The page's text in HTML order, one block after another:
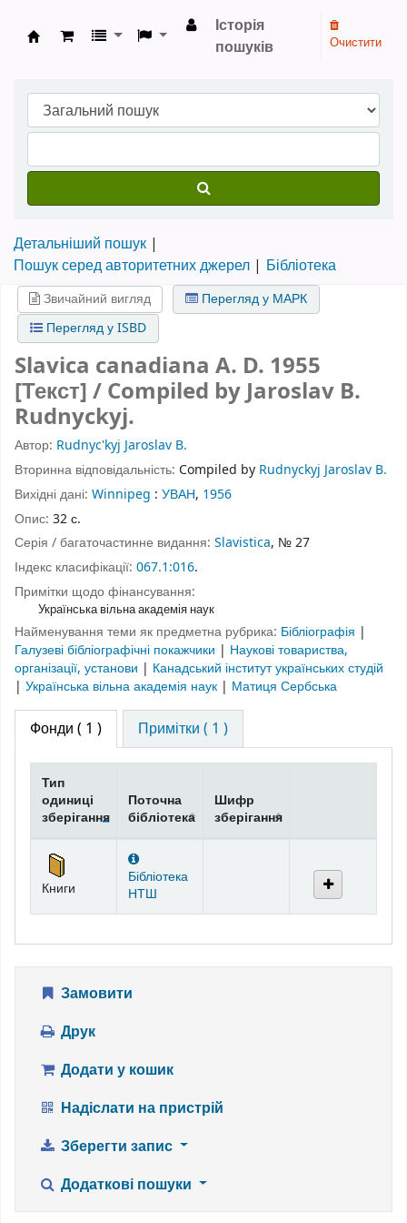
Бібліотека НТШ › Електронний каталог
Історія
пошуків
Очистити
Детальніший пошук
Пошук серед авторитетних джерел
Бібліотека
Звичайний вигляд
Перегляд у МАРК
Перегляд у ISBD
Slavica canadiana A. D. 1955
[Текст] / Compiled by Jaroslav B.
Rudnyckyj.
Автор: Rudnyc'kyj Jaroslav B.
Вторинна відповідальність: Compiled by Rudnyckyj Jaroslav B.
Вихідні дані: Winnipeg : УВАН, 1956
Опис: 32 с.
Серія / багаточастинне видання: Slavistica, № 27
Індекс класифікації: 067.1:016.
Примітки щодо фінансування:
Українська вільна академія наук
Найменування теми як предметна рубрика: Бібліографія |
Галузеві бібліографічні покажчики | Наукові товариства,
організації, установи | Канадський інститут українських студій
| Українська вільна академія наук | Матиця Сербська
Фонди ( 1 ) Примітки ( 1 )
Тип
одиниці
зберігання
Поточна
бібліотека
Шифр
зберігання
Книги
Бібліотека
НТШ
Замовити
Друк
Додати у кошик
Надіслати на пристрій
Зберегти запис
Додаткові пошуки